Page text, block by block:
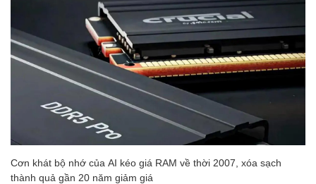
Cơn khát bộ nhớ của AI kéo giá RAM về thời 2007, xóa sạch
thành quả gần 20 năm giảm giá